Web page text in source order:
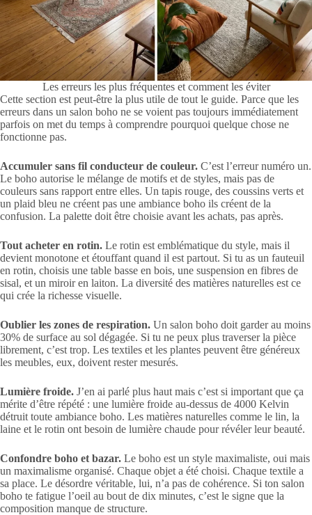
Les erreurs les plus fréquentes et comment les éviter
Cette section est peut-être la plus utile de tout le guide. Parce que les
erreurs dans un salon boho ne se voient pas toujours immédiatement
parfois on met du temps à comprendre pourquoi quelque chose ne
fonctionne pas.
Accumuler sans fil conducteur de couleur. C’est l’erreur numéro un.
Le boho autorise le mélange de motifs et de styles, mais pas de
couleurs sans rapport entre elles. Un tapis rouge, des coussins verts et
un plaid bleu ne créent pas une ambiance boho ils créent de la
confusion. La palette doit être choisie avant les achats, pas après.
Tout acheter en rotin. Le rotin est emblématique du style, mais il
devient monotone et étouffant quand il est partout. Si tu as un fauteuil
en rotin, choisis une table basse en bois, une suspension en fibres de
sisal, et un miroir en laiton. La diversité des matières naturelles est ce
qui crée la richesse visuelle.
Oublier les zones de respiration. Un salon boho doit garder au moins
30% de surface au sol dégagée. Si tu ne peux plus traverser la pièce
librement, c’est trop. Les textiles et les plantes peuvent être généreux
les meubles, eux, doivent rester mesurés.
Lumière froide. J’en ai parlé plus haut mais c’est si important que ça
mérite d’être répété : une lumière froide au-dessus de 4000 Kelvin
détruit toute ambiance boho. Les matières naturelles comme le lin, la
laine et le rotin ont besoin de lumière chaude pour révéler leur beauté.
Confondre boho et bazar. Le boho est un style maximaliste, oui mais
un maximalisme organisé. Chaque objet a été choisi. Chaque textile a
sa place. Le désordre véritable, lui, n’a pas de cohérence. Si ton salon
boho te fatigue l’oeil au bout de dix minutes, c’est le signe que la
composition manque de structure.